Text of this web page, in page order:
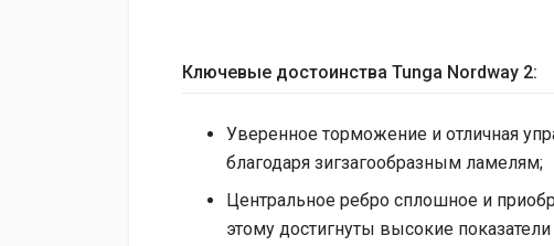
Ключевые достоинства Tunga Nordway 2:
Уверенное торможение и отличная
благодаря зигзагообразным ламелям;
Центральное ребро сплошное и
этому достигнуты высокие